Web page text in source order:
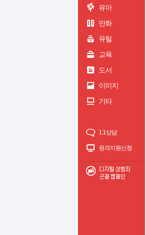
유아
만화
유틸
교육
도서
이미지
기타
1:1상담
원격지원신청